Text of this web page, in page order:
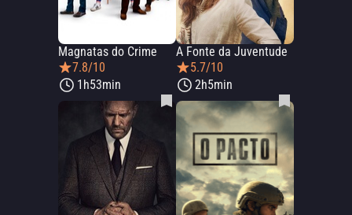
Magnatas do Crime
7.8/10
1h53min
A Fonte da Juventude
5.7/10
2h5min